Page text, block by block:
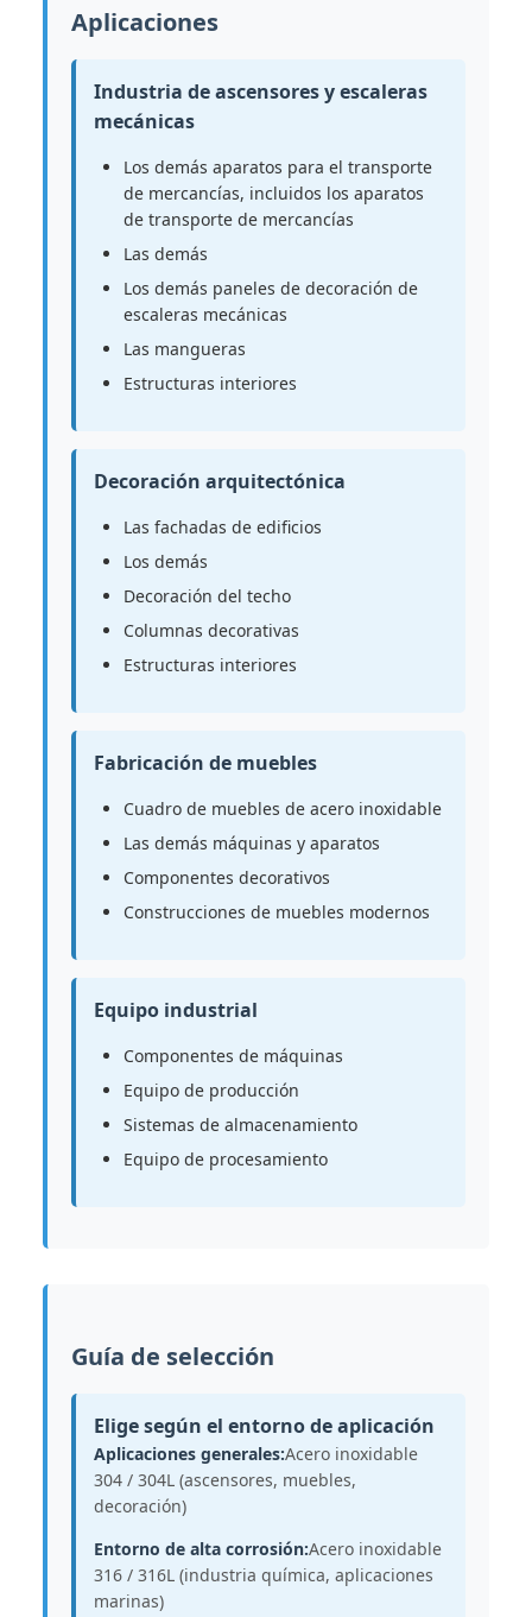
Aplicaciones
Industria de ascensores y escaleras
mecánicas
Los demás aparatos para el transporte
de mercancías, incluidos los aparatos
de transporte de mercancías
Las demás
Los demás paneles de decoración de
escaleras mecánicas
Las mangueras
Estructuras interiores
Decoración arquitectónica
Las fachadas de edificios
Los demás
Decoración del techo
Columnas decorativas
Estructuras interiores
Fabricación de muebles
Cuadro de muebles de acero inoxidable
Las demás máquinas y aparatos
Componentes decorativos
Construcciones de muebles modernos
Equipo industrial
Componentes de máquinas
Equipo de producción
Sistemas de almacenamiento
Equipo de procesamiento
Guía de selección
Elige según el entorno de aplicación
Aplicaciones generales:Acero inoxidable
304 / 304L (ascensores, muebles,
decoración)
Entorno de alta corrosión:Acero inoxidable
316 / 316L (industria química, aplicaciones
marinas)